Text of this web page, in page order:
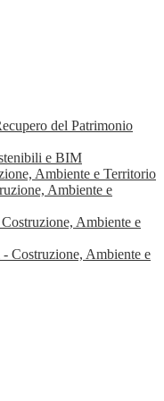
del Patrimonio
e BIM
Ambiente e Territorio
Ambiente e
Ambiente e
Costruzione, Ambiente e